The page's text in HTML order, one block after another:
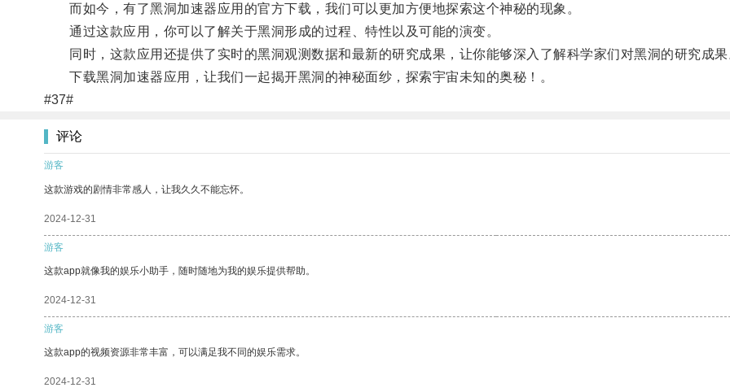
而如今，有了黑洞加速器应用的官方下载，我们可以更加方便地探索这个神秘的现象。
通过这款应用，你可以了解关于黑洞形成的过程、特性以及可能的演变。
同时，这款应用还提供了实时的黑洞观测数据和最新的研究成果，让你能够深入了解科学家们对黑洞的研究成果
下载黑洞加速器应用，让我们一起揭开黑洞的神秘面纱，探索宇宙未知的奥秘！。
#37#
评论
游客
这款游戏的剧情非常感人，让我久久不能忘怀。
2024-12-31
游客
这款app就像我的娱乐小助手，随时随地为我的娱乐提供帮助。
2024-12-31
游客
这款app的视频资源非常丰富，可以满足我不同的娱乐需求。
2024-12-31